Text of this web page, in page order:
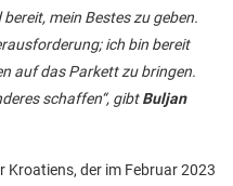
mein Bestes zu geben.
ich bin bereit
auf das Parkett zu bringen.
schaffen“, gibtBuljan
Kroatiens, der im Februar 2023